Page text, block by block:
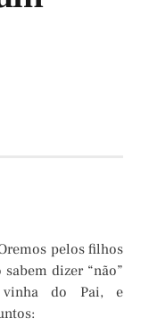
pelos filhos
dizer “não”
vinha do Pai, e